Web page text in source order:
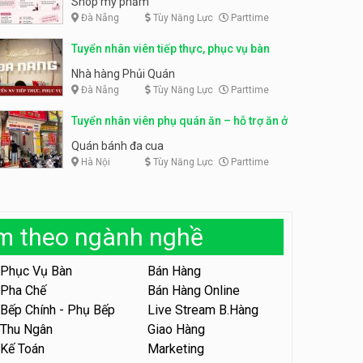
trực page, thu ngân parttime
GRAVI ESCAPE ROOM
Tuyển nhân viên bán hàng,
KIBO KIDS
Tuyển nhân viên edit ảnh,
Công ty
Tuyển nhân viên tiếp thực,
Tuyển nhân viên phục vụ ca
tối – quán kem dừa
Quán kem dừa
Tuyển nhân viên phụ bếp –
Bún Đậu Mắm Tôm – Bếp
Bún Đậu Mắm Tôm - Bếp Tiên
Đà Nẵng Tùy Năng Lực Parttime
Tuyển nhân viên tiếp thực, phục vụ bàn
Nhà hàng Phủi Quán
Đà Nẵng Tùy Năng Lực Parttime
Tuyển nhân viên phụ quán ăn – hỗ trợ ăn ở
Quán bánh đa cua
Hà Nội Tùy Năng Lực Parttime
theo ngành nghề
Phục Vụ Bàn
Bán Hàng
Pha Chế
Bán Hàng Online
Bếp Chính - Phụ Bếp
Live Stream B.Hàng
Thu Ngân
Giao Hàng
Kế Toán
Marketing